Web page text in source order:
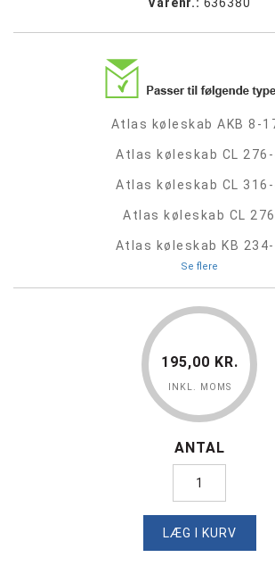
Atlas køleskab AKB 8-
Atlas køleskab CL 276-
Atlas køleskab CL 316-
Atlas køleskab CL 276
Atlas køleskab KB 234-
Se flere
195,00 KR.
INKL. MOMS
ANTAL
LÆG I KURV